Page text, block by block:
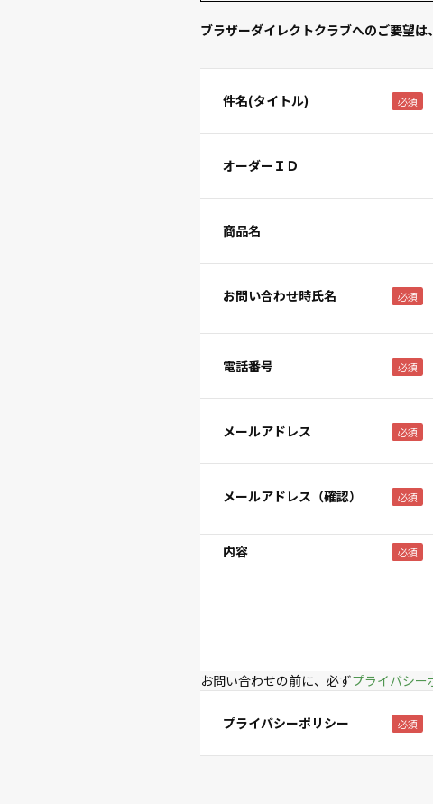
ブラザーダイレクトクラブへのご要望は
件名(タイトル)
オーダーＩＤ
商品名
お問い合わせ時氏名
電話番号
メールアドレス
メールアドレス（確認）
内容
お問い合わせの前に、必ずプライバシー
プライバシーポリシー